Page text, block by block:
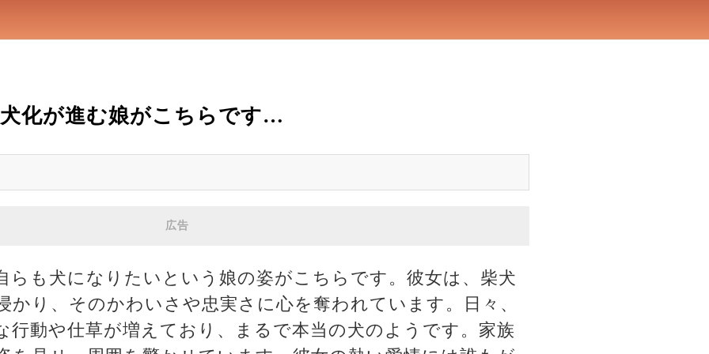
化が進む娘がこちらです…
広告
らも犬になりたいという娘の姿がこちらです。彼女は、柴犬
かり、そのかわいさや忠実さに心を奪われています。日々、
行動や仕草が増えており、まるで本当の犬のようです。家族